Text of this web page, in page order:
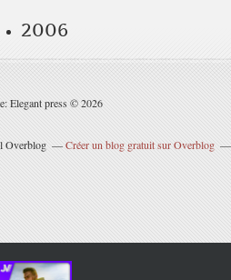
2006
Elegant press © 2026
Overblog Créer un blog gratuit sur Overblog